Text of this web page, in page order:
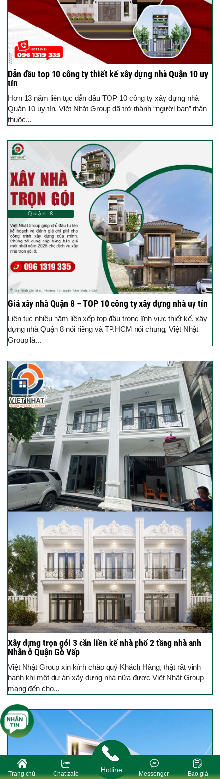
Dẫn đầu top 10 công ty thiết kế xây dựng nhà Quận 10 uy
tín
Hơn 13 năm liên tục dẫn đầu TOP 10 công ty xây dựng nhà
Quận 10 uy tín, Việt Nhật Group đã trở thành “người bạn” thân
thuộc...
Giá xây nhà Quận 8 – TOP 10 công ty xây dựng nhà uy tín
Liên tục nhiều năm liền xếp top đầu trong lĩnh vực thiết kế, xây
dựng nhà Quận 8 nói riêng và TP.HCM nói chung, Việt Nhật
Group là...
Xây dựng trọn gói 3 căn liền kế nhà phố 2 tầng nhà anh
Nhân ở Quận Gò Vấp
Việt Nhật Group xin kính chào quý Khách Hàng, thật rất vinh
hạnh khi một dự án xây dựng nhà nữa được Việt Nhật Group
mang đến cho...
Trang chủ Chat zalo Báo giá
Messenger
Hotline